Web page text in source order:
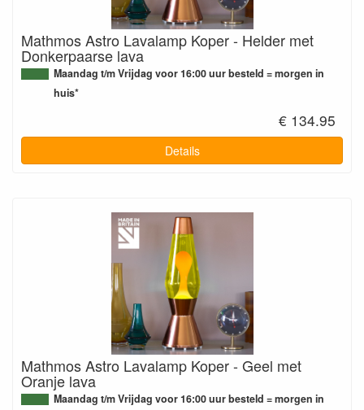
Mathmos Astro Lavalamp Koper - Helder met
Donkerpaarse lava
Maandag t/m Vrijdag voor 16:00 uur besteld = morgen in
huis*
€ 134.95
Details
Mathmos Astro Lavalamp Koper - Geel met
Oranje lava
Maandag t/m Vrijdag voor 16:00 uur besteld = morgen in